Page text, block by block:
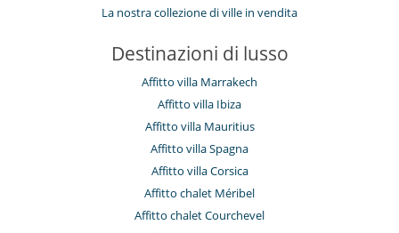
La nostra collezione di ville in vendita
Destinazioni di lusso
Affitto villa Marrakech
Affitto villa Ibiza
Affitto villa Mauritius
Affitto villa Spagna
Affitto villa Corsica
Affitto chalet Méribel
Affitto chalet Courchevel